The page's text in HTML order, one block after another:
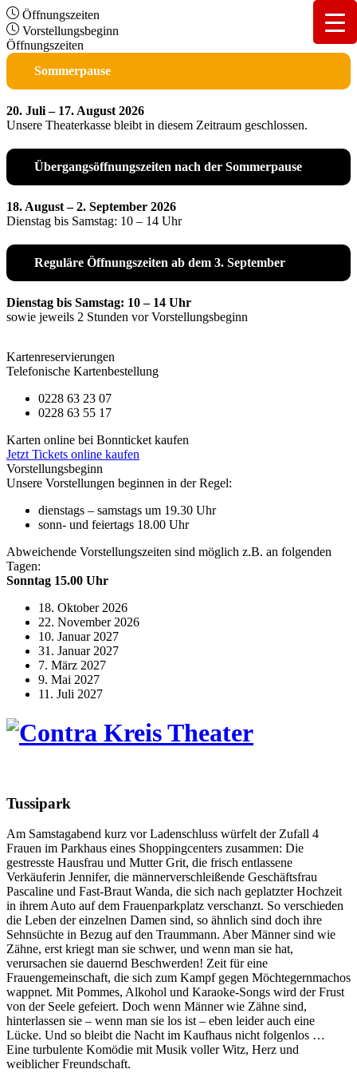
Öffnungszeiten
Vorstellungsbeginn
Öffnungszeiten
Sommerpause
20. Juli – 17. August 2026
Unsere Theaterkasse bleibt in diesem Zeitraum geschlossen.
Übergangsöffnungszeiten nach der Sommerpause
18. August – 2. September 2026
Dienstag bis Samstag: 10 – 14 Uhr
Reguläre Öffnungszeiten ab dem 3. September
Dienstag bis Samstag: 10 – 14 Uhr
sowie jeweils 2 Stunden vor Vorstellungsbeginn
Kartenreservierungen
Telefonische Kartenbestellung
0228 63 23 07
0228 63 55 17
Karten online bei Bonnticket kaufen
Jetzt Tickets online kaufen
Vorstellungsbeginn
Unsere Vorstellungen beginnen in der Regel:
dienstags – samstags um 19.30 Uhr
sonn- und feiertags 18.00 Uhr
Abweichende Vorstellungszeiten sind möglich z.B. an folgenden
Tagen:
Sonntag 15.00 Uhr
18. Oktober 2026
22. November 2026
10. Januar 2027
31. Januar 2027
7. März 2027
9. Mai 2027
11. Juli 2027
Tussipark
Am Samstagabend kurz vor Ladenschluss würfelt der Zufall 4
Frauen im Parkhaus eines Shoppingcenters zusammen: Die
gestresste Hausfrau und Mutter Grit, die frisch entlassene
Verkäuferin Jennifer, die männerverschleißende Geschäftsfrau
Pascaline und Fast-Braut Wanda, die sich nach geplatzter Hochzeit
in ihrem Auto auf dem Frauenparkplatz verschanzt. So verschieden
die Leben der einzelnen Damen sind, so ähnlich sind doch ihre
Sehnsüchte in Bezug auf den Traummann. Aber Männer sind wie
Zähne, erst kriegt man sie schwer, und wenn man sie hat,
verursachen sie dauernd Beschwerden! Zeit für eine
Frauengemeinschaft, die sich zum Kampf gegen Möchtegernmachos
wappnet. Mit Pommes, Alkohol und Karaoke-Songs wird der Frust
von der Seele gefeiert. Doch wenn Männer wie Zähne sind,
hinterlassen sie – wenn man sie los ist – eben leider auch eine
Lücke. Und so bleibt die Nacht im Kaufhaus nicht folgenlos …
Eine turbulente Komödie mit Musik voller Witz, Herz und
weiblicher Freundschaft.